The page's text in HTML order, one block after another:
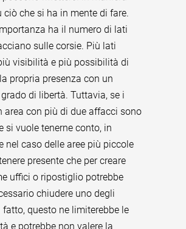
ciò che si ha in mente di fare.
ha il numero di lati
sulle corsie. Più lati
visibilità e più possibilità di
propria presenza con un
di libertà. Tuttavia, se i
area con più di due affacci sono
si vuole tenerne conto, in
nel caso delle aree più piccole
presente che per creare
uffici o ripostiglio potrebbe
chiudere uno degli
fatto, questo ne limiterebbe le
e potrebbe non valere la